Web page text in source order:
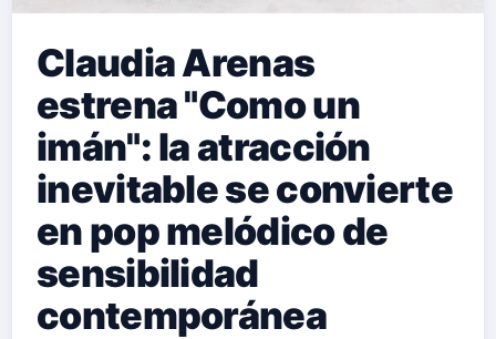
Claudia Arenas
estrena "Como un
imán": la atracción
inevitable se convierte
en pop melódico de
sensibilidad
contemporánea